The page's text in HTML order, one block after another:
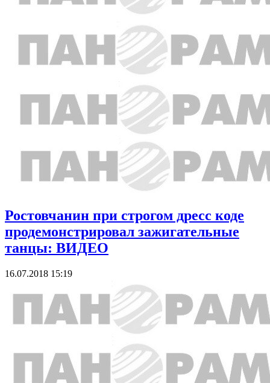
Ростовчанин при строгом дресс коде
продемонстрировал зажигательные
танцы: ВИДЕО
16.07.2018 15:19